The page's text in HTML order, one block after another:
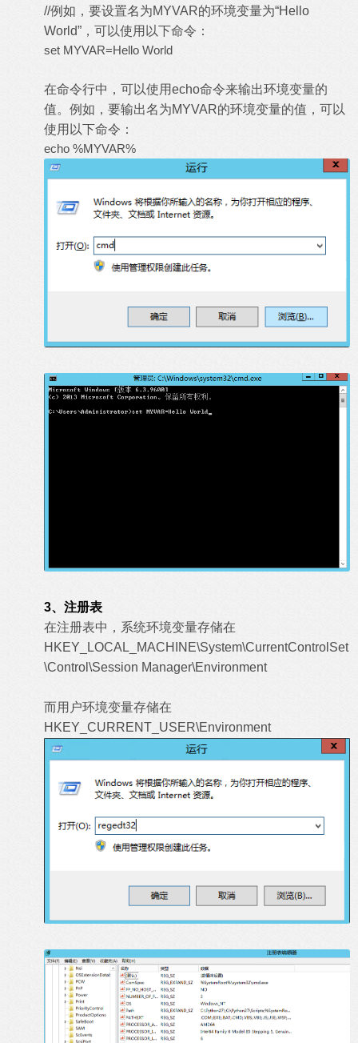
//例如，要设置名为MYVAR的环境变量为“Hello
World”，可以使用以下命令：
set MYVAR=Hello World
在命令行中，可以使用echo命令来输出环境变量的
值。例如，要输出名为MYVAR的环境变量的值，可以
使用以下命令：
echo %MYVAR%
3、注册表
在注册表中，系统环境变量存储在
HKEY_LOCAL_MACHINE\System\CurrentControlSet
\Control\Session Manager\Environment
而用户环境变量存储在
HKEY_CURRENT_USER\Environment